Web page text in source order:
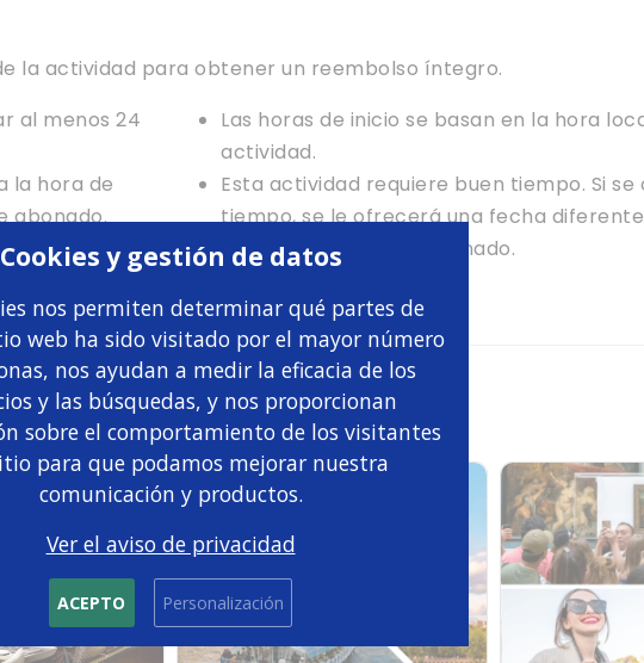
la actividad para obtener un reembolso íntegro.
al menos 24
la hora de
abonado.
de 24 horas
Las horas de inicio se basan en la hora
actividad.
Esta actividad requiere buen tiempo. Si
tiempo, se le ofrecerá una fecha
íntegro del importe abonado.
Entradas Combo
Cookies y gestión de datos
nos permiten determinar qué partes de
web ha sido visitado por el mayor número
nos ayudan a medir la eficacia de los
y las búsquedas, y nos proporcionan
sobre el comportamiento de los visitantes
para que podamos mejorar nuestra
comunicación y productos.
Ver el aviso de privacidad
ACEPTO Personalización